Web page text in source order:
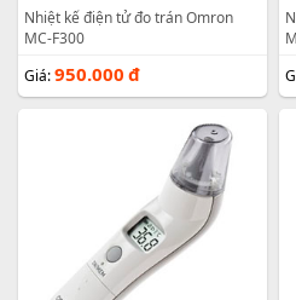
Nhiệt kế điện tử đo trán Omron
MC-F300
Giá:950.000 đ